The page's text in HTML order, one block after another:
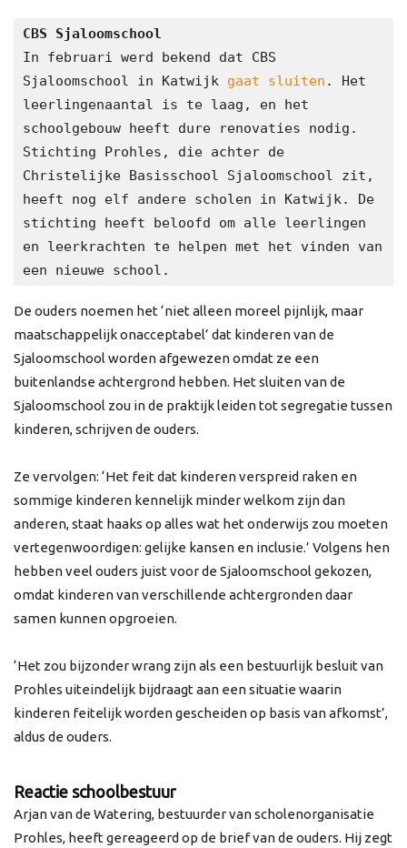
CBS Sjaloomschool
In februari werd bekend dat CBS
Sjaloomschool in Katwijk gaat sluiten . Het
leerlingenaantal is te laag, en het
schoolgebouw heeft dure renovaties nodig.
Stichting Prohles, die achter de
Christelijke Basisschool Sjaloomschool zit,
heeft nog elf andere scholen in Katwijk. De
stichting heeft beloofd om alle leerlingen
en leerkrachten te helpen met het vinden van
een nieuwe school.
De ouders noemen het ‘niet alleen moreel pijnlijk, maar
maatschappelijk onacceptabel’ dat kinderen van de
Sjaloomschool worden afgewezen omdat ze een
buitenlandse achtergrond hebben. Het sluiten van de
Sjaloomschool zou in de praktijk leiden tot segregatie tussen
kinderen, schrijven de ouders.
Ze vervolgen: ‘Het feit dat kinderen verspreid raken en
sommige kinderen kennelijk minder welkom zijn dan
anderen, staat haaks op alles wat het onderwijs zou moeten
vertegenwoordigen: gelijke kansen en inclusie.’ Volgens hen
hebben veel ouders juist voor de Sjaloomschool gekozen,
omdat kinderen van verschillende achtergronden daar
samen kunnen opgroeien.
‘Het zou bijzonder wrang zijn als een bestuurlijk besluit van
Prohles uiteindelijk bijdraagt aan een situatie waarin
kinderen feitelijk worden gescheiden op basis van afkomst’,
aldus de ouders.
Reactie schoolbestuur
Arjan van de Watering, bestuurder van scholenorganisatie
Prohles, heeft gereageerd op de brief van de ouders. Hij zegt